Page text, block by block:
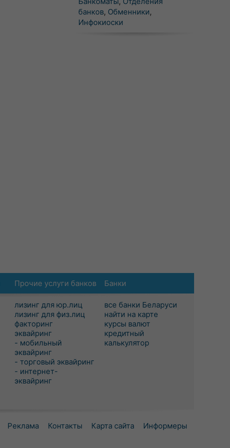
банков, Обменники,
Инфокиоски
Прочие услуги банков
лизинг для юр.лиц
лизинг для физ.лиц
факторинг
эквайринг
- мобильный
эквайринг
- торговый эквайринг
- интернет-
эквайринг
Банки
все банки Беларуси
найти на карте
курсы валют
кредитный
калькулятор
Реклама Контакты Карта сайта Информеры